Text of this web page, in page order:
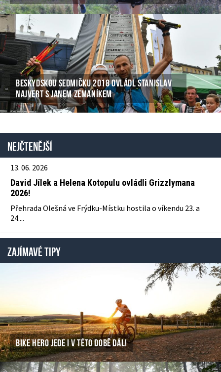
BESKYDSKOU SEDMIČKU 2018 OVLÁDL STANISLAV
NAJVERT S JANEM ZEMANÍKEM
Nejčtenější
13. 06. 2026
David Jílek a Helena Kotopulu ovládli Grizzlymana
2026!
Přehrada Olešná ve Frýdku-Místku hostila o víkendu 23. a
24....
ZAJÍMAVÉ TIPY
BIKE HERO JEDE I V TÉTO DOBĚ DÁL!